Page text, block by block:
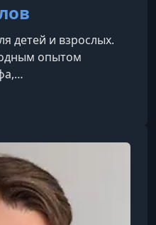
детей и взрослых.
опытом
кафедры
СГМУ. Член
15+ лет.